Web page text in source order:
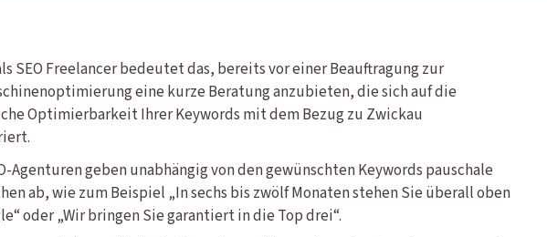
SEO Freelancer bedeutet das, bereits vor einer Beauftragung zur
eine kurze Beratung anzubieten, die sich auf die
Optimierbarkeit Ihrer Keywords mit dem Bezug zu Zwickau
Agenturen geben unabhängig von den gewünschten Keywords pauschale
ab, wie zum Beispiel „In sechs bis zwölf Monaten stehen Sie überall oben
oder „Wir bringen Sie garantiert in die Top drei“.